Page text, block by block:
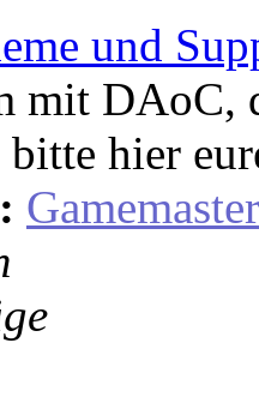
und
mit DAoC,
bitte hier
Gamemaster